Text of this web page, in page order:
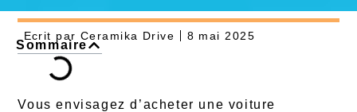
Ecrit par Ceramika Drive 8 mai 2025
Sommaire
Vous envisagez d’acheter une voiture